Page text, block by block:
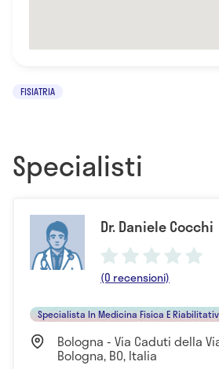
FISIATRIA
Specialisti
Dr. Daniele Cocchi
(0 recensioni)
Specialista In Medicina Fisica E
Bologna - Via Caduti della
Bologna, BO, Italia